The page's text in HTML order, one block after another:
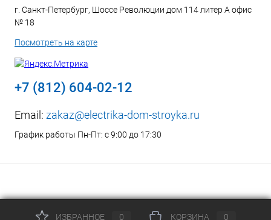
г. Санкт-Петербург, Шоссе Революции дом 114 литер А офис
№ 18
Посмотреть на карте
+7 (812) 604-02-12
Email: zakaz@electrika-dom-stroyka.ru
График работы Пн-Пт: с 9:00 до 17:30
ИЗБРАННОЕ 0 КОРЗИНА 0